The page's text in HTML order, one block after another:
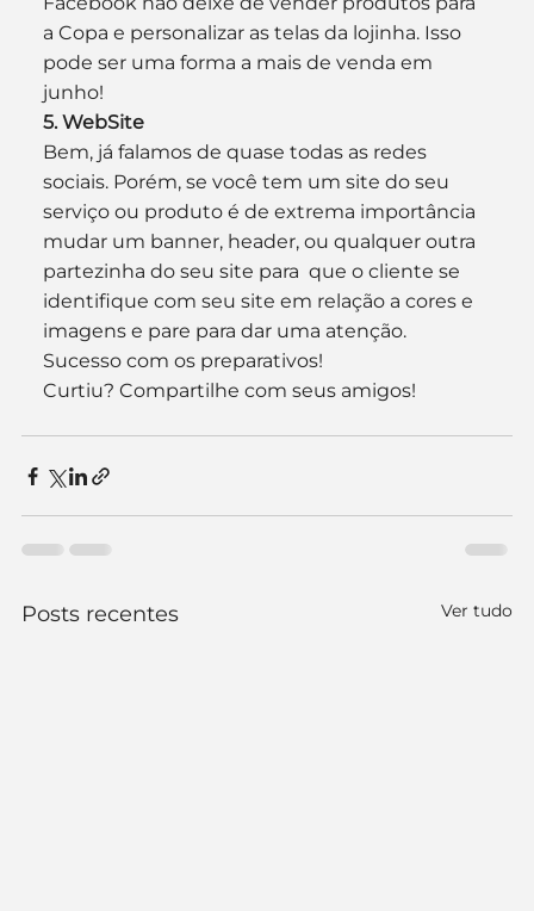
a Copa e personalizar as telas da lojinha. Isso
pode ser uma forma a mais de venda em
junho!
5. WebSite
Bem, já falamos de quase todas as redes
sociais. Porém, se você tem um site do seu
serviço ou produto é de extrema importância
mudar um banner, header, ou qualquer outra
partezinha do seu site para  que o cliente se
identifique com seu site em relação a cores e
imagens e pare para dar uma atenção.
Sucesso com os preparativos!
Curtiu? Compartilhe com seus amigos!
Posts recentes Ver tudo